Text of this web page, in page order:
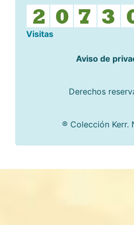
Visitas
Aviso de
Derechos
® Colección Kerr.